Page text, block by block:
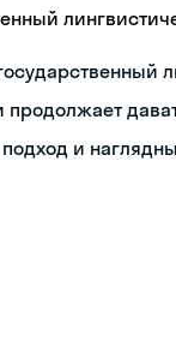
продолжает
и